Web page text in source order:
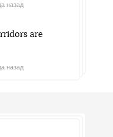
назад
are
назад